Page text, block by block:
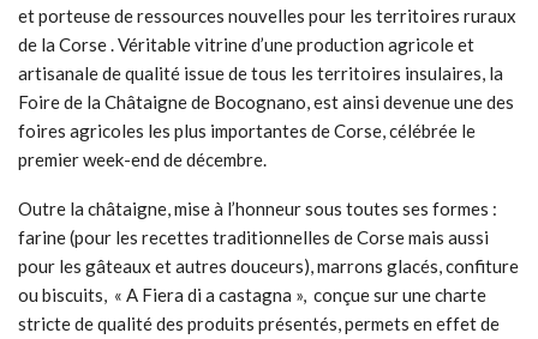
et porteuse de ressources nouvelles pour les territoires ruraux
de la Corse . Véritable vitrine d’une production agricole et
artisanale de qualité issue de tous les territoires insulaires, la
Foire de la Châtaigne de Bocognano, est ainsi devenue une des
foires agricoles les plus importantes de Corse, célébrée le
premier week-end de décembre.
Outre la châtaigne, mise à l’honneur sous toutes ses formes :
farine (pour les recettes traditionnelles de Corse mais aussi
pour les gâteaux et autres douceurs), marrons glacés, confiture
ou biscuits, « A Fiera di a castagna », conçue sur une charte
stricte de qualité des produits présentés, permets en effet de